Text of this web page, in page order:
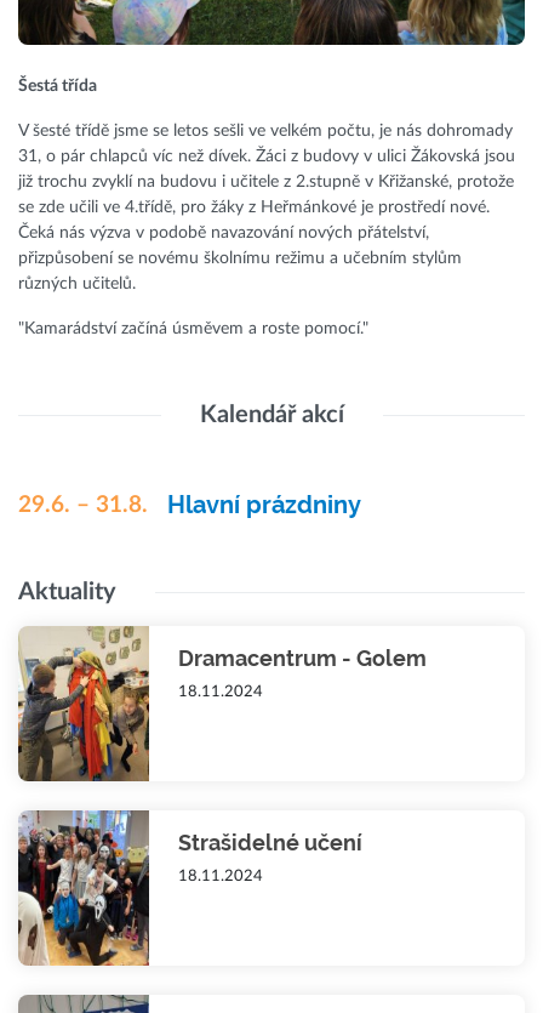
Šestá třída
V šesté třídě jsme se letos sešli ve velkém počtu, je nás dohromady
31, o pár chlapců víc než dívek. Žáci z budovy v ulici Žákovská jsou
již trochu zvyklí na budovu i učitele z 2.stupně v Křižanské, protože
se zde učili ve 4.třídě, pro žáky z Heřmánkové je prostředí nové.
Čeká nás výzva v podobě navazování nových přátelství,
přizpůsobení se novému školnímu režimu a učebním stylům
různých učitelů.
"Kamarádství začíná úsměvem a roste pomocí."
Kalendář akcí
29.6. – 31.8. Hlavní prázdniny
Aktuality
Dramacentrum - Golem
18.11.2024
Strašidelné učení
18.11.2024